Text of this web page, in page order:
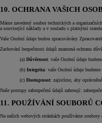
10. OCHRANA VAŠICH
Máme zavedený soubor technických a
a související náklady a v souladu s platnými
Vaše Osobní údaje budou zpracovávány
Zachování bezpečnosti údajů znamená ochranu
(a) Důvěrnost: vaše Osobní údaje
(b) Integrita: vaše Osobní údaje
(c) Dostupnost: zajistíme, aby
Naše postupy zabezpečení údajů zahrnují:
11. POUŽÍVÁNÍ SOUBORŮ
Na našich webových stránkách používáme